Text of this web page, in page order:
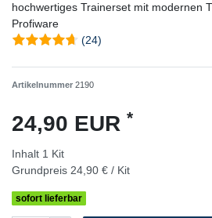
hochwertiges Trainerset mit modernen
Profiware
(24)
Artikelnummer 2190
24,90 EUR *
Inhalt 1 Kit
Grundpreis 24,90 € / Kit
sofort lieferbar